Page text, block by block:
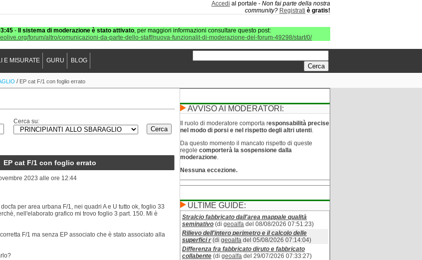
Accedi al portale - Non fai parte della nostra
community? Registrati è gratis!
- Il sistema di moderazione è stato attivato, per maggiori informazioni consultare questo post:
forum/altro/comunicazioni-da-parte-dello-staff/nuova-funzionalit-di-moderazione-del-forum-49298/start/0/
E MISURATE GURU BLOG
/ EP cat F/1 con foglio errato
Cerca su:
EP cat F/1 con foglio errato
2023 alle ore 12:44
per area urbana F/1, nei quadri A e U tutto ok, foglio 33
nell'elaborato grafico mi trovo foglio 3 part. 150. Mi è
F/1 ma senza EP associato che è stato associato alla
AVVISO AI MODERATORI:
Il ruolo di moderatore comporta responsabilità precise
nel modo di porsi e nel rispetto degli altri utenti.
Da questo momento il mancato rispetto di queste
regole comporterà la sospensione dalla
moderazione.
Nessuna eccezione.
ULTIME GUIDE:
Stralcio fabbricato dall'area mappale qualità
seminativo (di geoalfa del 08/08/2026 07:51:23)
Rilievo dell'intero perimetro e il calcolo delle
superfici r (di geoalfa del 05/08/2026 07:14:04)
Differenza fra fabbricato diruto e fabbricato
collabente (di geoalfa del 29/07/2026 07:33:27)